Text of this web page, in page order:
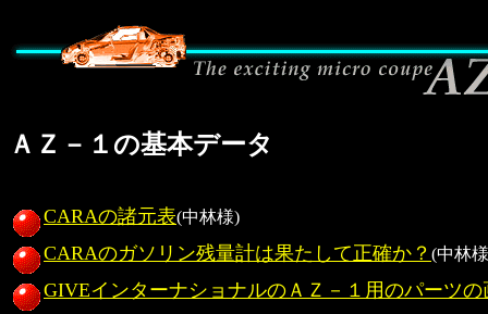
ＡＺ－１の基本データ
CARAの諸元表(中林様)
CARAのガソリン残量計は果たして正確か？ (中林
GIVEインターナショナルのＡＺ－１用のパーツの